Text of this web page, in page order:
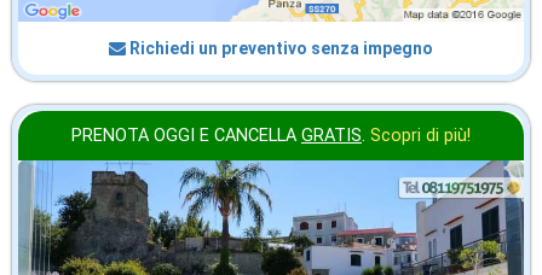
Richiedi un preventivo senza impegno
PRENOTA OGGI E CANCELLA GRATIS. Scopri di più!
settembre
in offerta da